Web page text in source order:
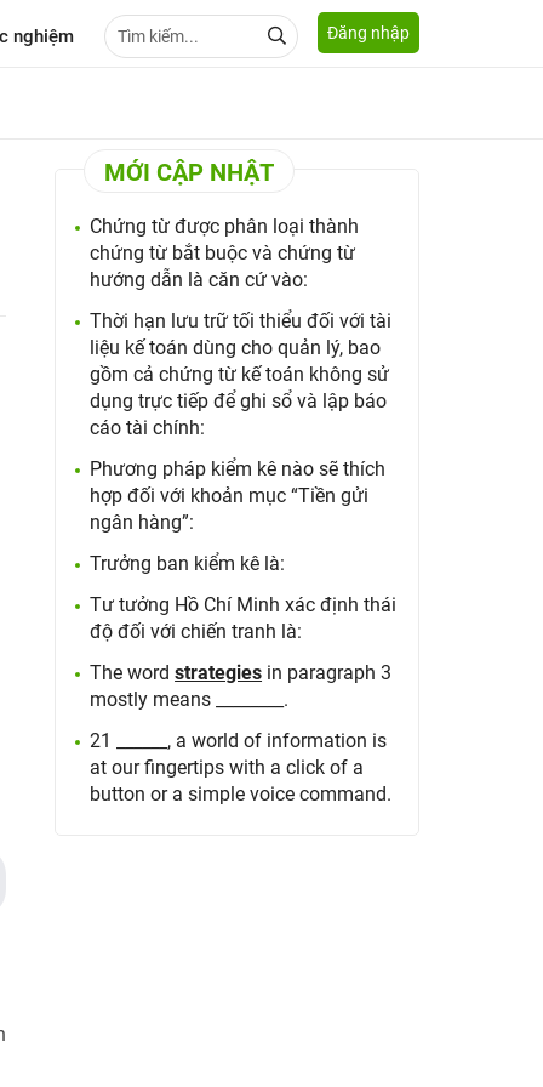
nghiệm Đăng nhập
MỚI CẬP NHẬT
Chứng từ được phân loại thành
chứng từ bắt buộc và chứng từ
hướng dẫn là căn cứ vào:
Thời hạn lưu trữ tối thiểu đối với tài
liệu kế toán dùng cho quản lý, bao
gồm cả chứng từ kế toán không sử
dụng trực tiếp để ghi sổ và lập báo
cáo tài chính:
Phương pháp kiểm kê nào sẽ thích
hợp đối với khoản mục “Tiền gửi
ngân hàng”:
Trưởng ban kiểm kê là:
Tư tưởng Hồ Chí Minh xác định thái
độ đối với chiến tranh là:
The wordstrategies in paragraph 3
mostly means ________.
21 ______, a world of information is
at our fingertips with a click of a
button or a simple voice command.